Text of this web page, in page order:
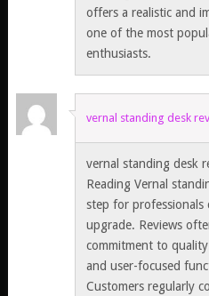
offers a realistic and
one of the most
enthusiasts.
vernal standing desk
vernal standing desk
Reading Vernal
step for professionals
upgrade. Reviews
commitment to
and user-focused
Customers regularly